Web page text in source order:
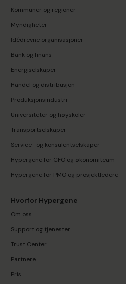
Kommuner og regioner
Myndigheter
Idédrevne organisasjoner
Bank og finans
Energiselskaper
Handel og distribusjon
Produksjonsindustri
Universiteter og høyskoler
Transportselskaper
Service- og konsulentselskaper
Hypergene for CFO og økonomiteam
Hypergene for PMO og prosjektledere
Hvorfor Hypergene
Om oss
Support og tjenester
Trust Center
Partnere
Pris